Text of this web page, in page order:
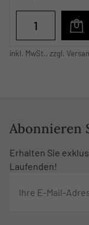
inkl. MwSt., zzgl.
Abonnieren
Erhalten Sie
Laufenden!